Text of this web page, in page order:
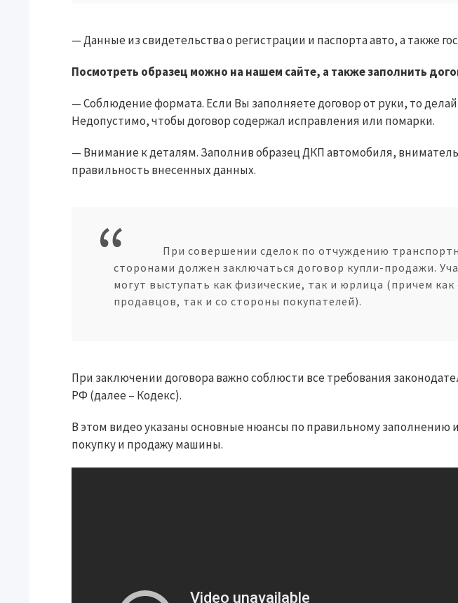
— Данные из свидетельства о регистрации и паспорта авто, а также
Посмотреть образец можно на нашем сайте, а также заполнить
— Соблюдение формата. Если Вы заполняете договор от руки, то
Недопустимо, чтобы договор содержал исправления или помарки.
— Внимание к деталям. Заполнив образец ДКП автомобиля,
правильность внесенных данных.
При совершении сделок по отчуждению
сторонами должен заключаться договор купли-продажи.
могут выступать как физические, так и юрлица (причем как
продавцов, так и со стороны покупателей).
При заключении договора важно соблюсти все требования
РФ (далее – Кодекс).
В этом видео указаны основные нюансы по правильному заполнению
покупку и продажу машины.